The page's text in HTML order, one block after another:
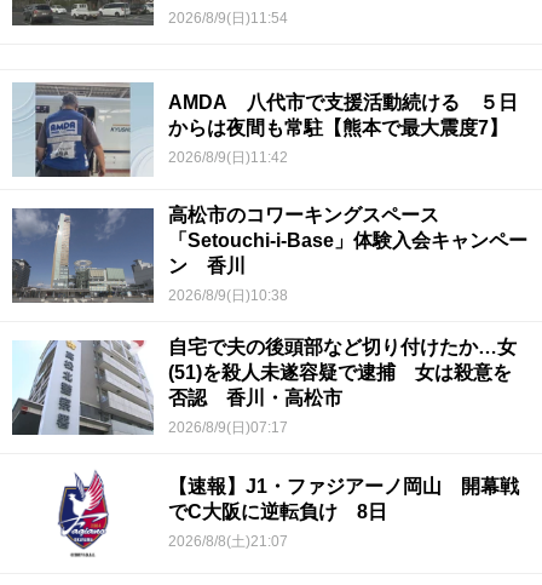
2026/8/9(日)11:54
AMDA 八代市で支援活動続ける ５日
からは夜間も常駐【熊本で最大震度7】
2026/8/9(日)11:42
高松市のコワーキングスペース
「Setouchi-i-Base」体験入会キャンペー
ン 香川
2026/8/9(日)10:38
自宅で夫の後頭部など切り付けたか…女
(51)を殺人未遂容疑で逮捕 女は殺意を
否認 香川・高松市
2026/8/9(日)07:17
【速報】J1・ファジアーノ岡山 開幕戦
でC大阪に逆転負け 8日
2026/8/8(土)21:07